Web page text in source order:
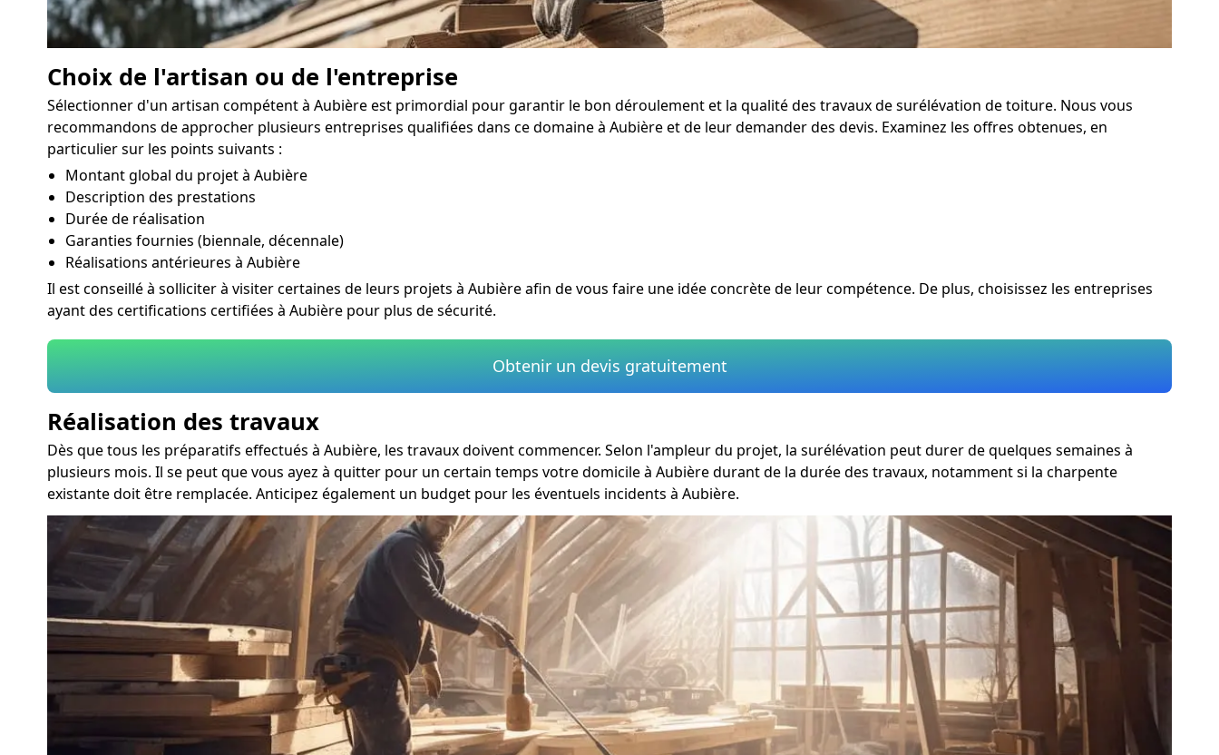
Choix de l'artisan ou de l'entreprise
Sélectionner d'un artisan compétent à Aubière est primordial pour garantir le bon déroulement et la qualité des travaux de surélévation de toiture. Nous vous
recommandons de approcher plusieurs entreprises qualifiées dans ce domaine à Aubière et de leur demander des devis. Examinez les offres obtenues, en
particulier sur les points suivants :
Montant global du projet à Aubière
Description des prestations
Durée de réalisation
Garanties fournies (biennale, décennale)
Réalisations antérieures à Aubière
Il est conseillé à solliciter à visiter certaines de leurs projets à Aubière afin de vous faire une idée concrète de leur compétence. De plus, choisissez les entreprises
ayant des certifications certifiées à Aubière pour plus de sécurité.
Obtenir un devis gratuitement
Réalisation des travaux
Dès que tous les préparatifs effectués à Aubière, les travaux doivent commencer. Selon l'ampleur du projet, la surélévation peut durer de quelques semaines à
plusieurs mois. Il se peut que vous ayez à quitter pour un certain temps votre domicile à Aubière durant de la durée des travaux, notamment si la charpente
existante doit être remplacée. Anticipez également un budget pour les éventuels incidents à Aubière.